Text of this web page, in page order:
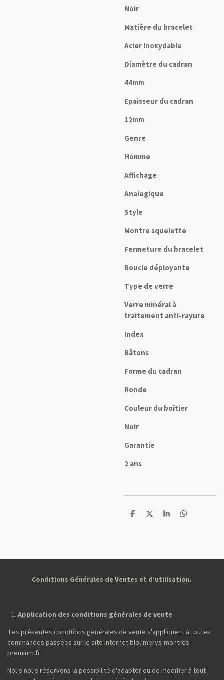
Noir
Matière du bracelet
Acier inoxydable
Diamètre du cadran
44mm
Epaisseur du cadran
12mm
Genre
Homme
Affichage
Analogique
Style
Montre squelette
Fermeture du bracelet
Boucle déployante
Type de verre
Verre minéral à
traitement anti-rayure
Index
Bâtons
Forme du cadran
Ronde
Couleur du boîtier
Noir
Garantie
2 ans
P
e
P
e
P
e
P
e
Conditions Générales de Ventes et d'utilisation.
Application des conditions générales de vente
Les présentes conditions générales de vente s'appliquent à toutes
commandes passées sur le site Internet bloumerys-montres-
premium.fr
Nous nous réservons la possibilité d'adapter ou de modifier à tout